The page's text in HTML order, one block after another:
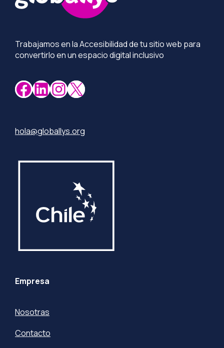
Trabajamos en la Accesibilidad de tu sitio web para
convertirlo en un espacio digital inclusivo
Facebook
LinkedInInstagram
X
hola@globallys.org
Empresa
Nosotras
Contacto